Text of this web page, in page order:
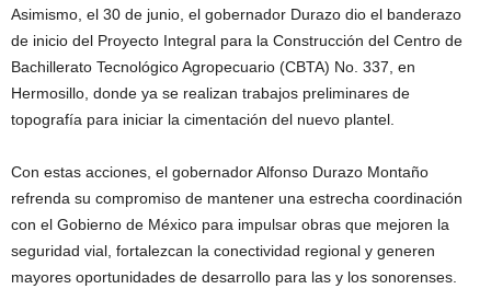
Asimismo, el 30 de junio, el gobernador Durazo dio el banderazo
de inicio del Proyecto Integral para la Construcción del Centro de
Bachillerato Tecnológico Agropecuario (CBTA) No. 337, en
Hermosillo, donde ya se realizan trabajos preliminares de
topografía para iniciar la cimentación del nuevo plantel.
Con estas acciones, el gobernador Alfonso Durazo Montaño
refrenda su compromiso de mantener una estrecha coordinación
con el Gobierno de México para impulsar obras que mejoren la
seguridad vial, fortalezcan la conectividad regional y generen
mayores oportunidades de desarrollo para las y los sonorenses.